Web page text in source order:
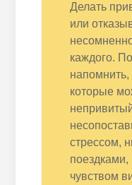
Делать
или
каждого.
которые
стрессом,
поездками,
чувством